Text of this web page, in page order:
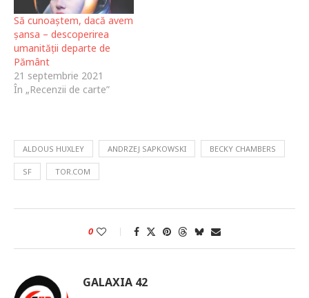
Să cunoaștem, dacă avem
șansa – descoperirea
umanității departe de
Pământ
21 septembrie 2021
În „Recenzii de carte”
ALDOUS HUXLEY ANDRZEJ SAPKOWSKI BECKY CHAMBERS
SF TOR.COM
0
GALAXIA 42